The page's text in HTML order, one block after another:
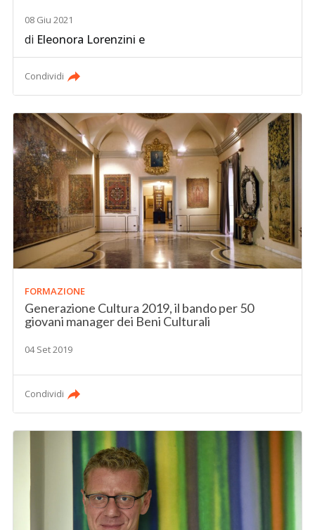
08 Giu 2021
di Eleonora Lorenzini e
Condividi
FORMAZIONE
Generazione Cultura 2019, il bando per 50
giovani manager dei Beni Culturali
04 Set 2019
Condividi